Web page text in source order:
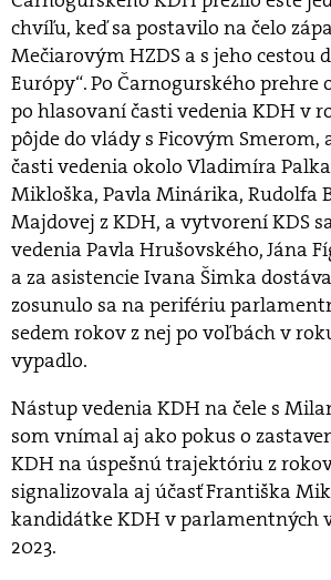
chvíľu, keď sa postavilo na čelo
Mečiarovým HZDS a s jeho cestou
Európy“. Po Čarnogurského prehre
po hlasovaní časti vedenia KDH v
pôjde do vlády s Ficovým Smerom,
časti vedenia okolo Vladimíra
Mikloška, Pavla Minárika, Rudolfa
Majdovej z KDH, a vytvorení KDS
vedenia Pavla Hrušovského, Jána
a za asistencie Ivana Šimka
zosunulo sa na perifériu
sedem rokov z nej po voľbách v
vypadlo.
Nástup vedenia KDH na čele s
som vnímal aj ako pokus o
KDH na úspešnú trajektóriu z
signalizovala aj účasť Františka
kandidátke KDH v parlamentných
2023.